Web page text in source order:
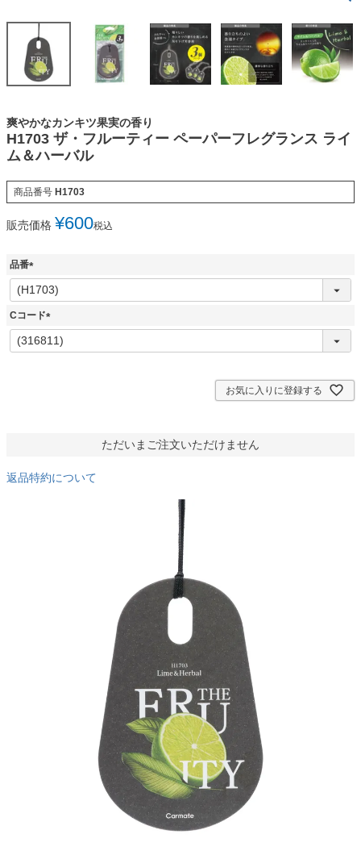
爽やかなカンキツ果実の香り
H1703 ザ・フルーティー ペーパーフレグランス ライ
ム＆ハーバル
商品番号 H1703
販売価格 ¥600税込
品番
(
必
須
Cコード
(
必
お気に入りに登録する
ただいまご注文いただけません
返品特約について